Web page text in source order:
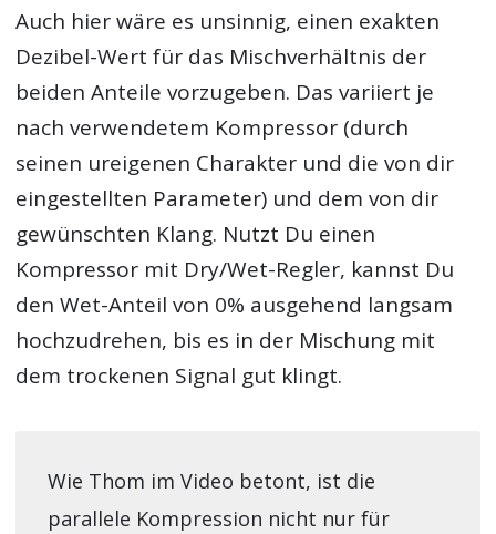
Auch hier wäre es unsinnig, einen exakten
Dezibel-Wert für das Mischverhältnis der
beiden Anteile vorzugeben. Das variiert je
nach verwendetem Kompressor (durch
seinen ureigenen Charakter und die von dir
eingestellten Parameter) und dem von dir
gewünschten Klang. Nutzt Du einen
Kompressor mit Dry/Wet-Regler, kannst Du
den Wet-Anteil von 0% ausgehend langsam
hochzudrehen, bis es in der Mischung mit
dem trockenen Signal gut klingt.
Wie Thom im Video betont, ist die
parallele Kompression nicht nur für